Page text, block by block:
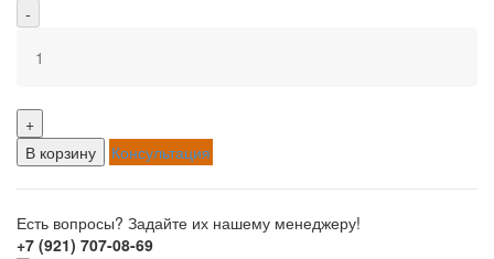
-
+
В корзину
Консультация
Есть вопросы? Задайте их нашему менеджеру!
+7 (921) 707-08-69